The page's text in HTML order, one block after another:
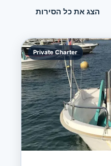
הצג את כל הסירות
Private Charter